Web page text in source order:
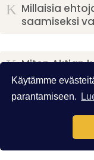
Käytämme
parantamiseen.
K Millaisia
saamiseksi
K Miten Aktian
määritellään?
Onko